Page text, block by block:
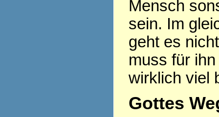
Mensch
sein. Im
geht es
muss für
wirklich viel
Gottes